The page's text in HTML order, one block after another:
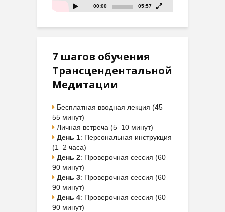
00:00 05:57
7 шагов обучения
Трансцендентальной
Медитации
Бесплатная вводная лекция (45–
55 минут)
Личная встреча (5–10 минут)
День 1: Персональная инструкция
(1–2 часа)
День 2: Проверочная сессия (60–
90 минут)
День 3: Проверочная сессия (60–
90 минут)
День 4: Проверочная сессия (60–
90 минут)